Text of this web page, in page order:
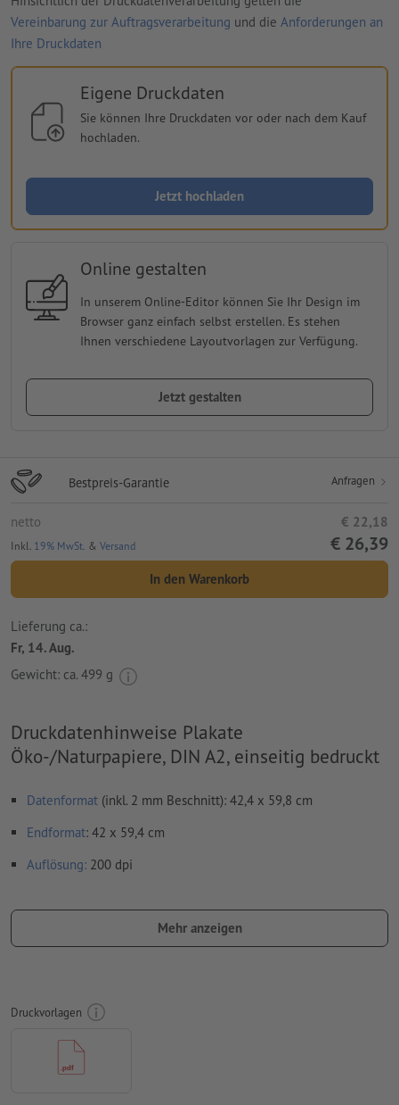
Vereinbarung zur Auftragsverarbeitung und die Anforderungen an
Ihre Druckdaten
Eigene Druckdaten
Sie können Ihre Druckdaten vor oder nach dem Kauf
hochladen.
Jetzt hochladen
Online gestalten
In unserem Online-Editor können Sie Ihr Design im
Browser ganz einfach selbst erstellen. Es stehen
Ihnen verschiedene Layoutvorlagen zur Verfügung.
Jetzt gestalten
Bestpreis-Garantie Anfragen
netto € 22,18
Inkl. 19% MwSt. & Versand € 26,39
In den Warenkorb
Lieferung ca.:
Fr, 14. Aug.
Gewicht: ca. 499 g
Druckdatenhinweise Plakate
Öko-/Naturpapiere, DIN A2, einseitig bedruckt
Datenformat (inkl. 2 mm Beschnitt): 42,4 x 59,8 cm
Endformat: 42 x 59,4 cm
Auflösung: 200 dpi
Schriftenmüssen vollständig eingebettet oder in Kurven
Farbmodus:CMYK, FOGRA52 (PSO Uncoated v3 FOGRA52) für
ungestrichene Papiere
Rechtschreib- und Satzfehler
Mehr anzeigen
Druckvorlagen